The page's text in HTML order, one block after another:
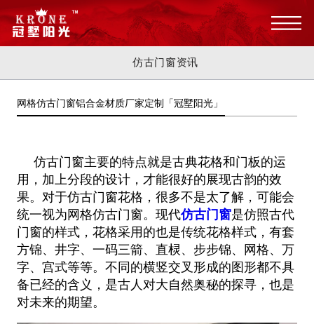
仿古门窗资讯
网格仿古门窗铝合金材质厂家定制「冠墅阳光」
仿古门窗主要的特点就是古典花格和门板的运
用，加上分段的设计，才能很好的展现古韵的效
果。对于仿古门窗花格，很多不是太了解，可能会
统一视为网格仿古门窗。现代仿古门窗是仿照古代
门窗的样式，花格采用的也是传统花格样式，有套
方锦、井字、一码三箭、直棂、步步锦、网格、万
字、宫式等等。不同的横竖交叉形成的图形都不具
备已经的含义，是古人对大自然奥秘的探寻，也是
对未来的期望。